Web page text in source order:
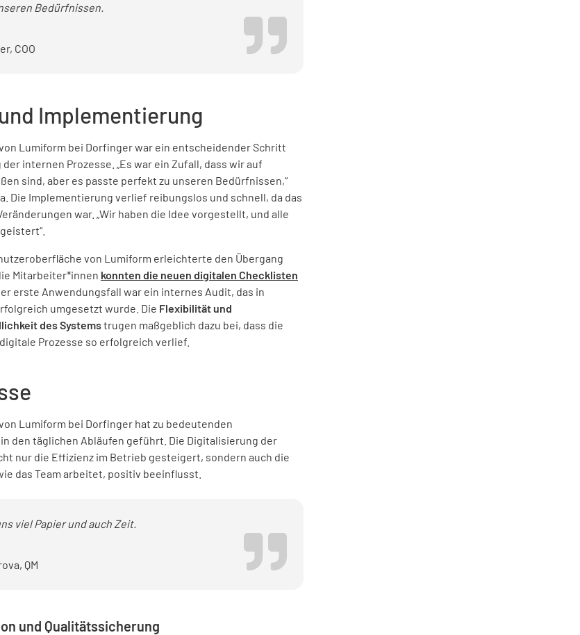
Bedürfnissen.
COO
Implementierung
Lumiform bei Dorfinger war ein entscheidender Schritt
internen Prozesse. „Es war ein Zufall, dass wir auf
sind, aber es passte perfekt zu unseren Bedürfnissen,“
Die Implementierung verlief reibungslos und schnell, da das
war. „Wir haben die Idee vorgestellt, und alle
von Lumiform erleichterte den Übergang
Mitarbeiter*innen konnten die neuen digitalen Checklisten
erste Anwendungsfall war ein internes Audit, das in
umgesetzt wurde. Die Flexibilität und
des Systemstrugen maßgeblich dazu bei, dass die
Prozesse so erfolgreich verlief.
Lumiform bei Dorfinger hat zu bedeutenden
den täglichen Abläufen geführt. Die Digitalisierung der
nur die Effizienz im Betrieb gesteigert, sondern auch die
das Team arbeitet, positiv beeinflusst.
viel Papier und auch Zeit.
QM
und Qualitätssicherung